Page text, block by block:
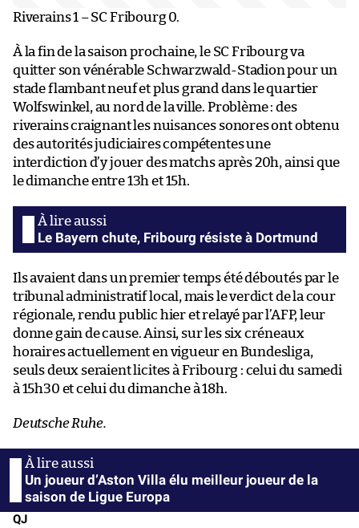
Riverains 1 – SC Fribourg 0.
À la fin de la saison prochaine, le SC Fribourg va
quitter son vénérable Schwarzwald-Stadion pour un
stade flambant neuf et plus grand dans le quartier
Wolfswinkel, au nord de la ville. Problème : des
riverains craignant les nuisances sonores ont obtenu
des autorités judiciaires compétentes une
interdiction d’y jouer des matchs après 20h, ainsi que
le dimanche entre 13h et 15h.
Le Bayern chute, Fribourg résiste à Dortmund
Ils avaient dans un premier temps été déboutés par le
tribunal administratif local, mais le verdict de la cour
régionale, rendu public hier et relayé par l’AFP, leur
donne gain de cause. Ainsi, sur les six créneaux
horaires actuellement en vigueur en Bundesliga,
seuls deux seraient licites à Fribourg : celui du samedi
à 15h30 et celui du dimanche à 18h.
Deutsche Ruhe.
Un joueur d’Aston Villa élu meilleur joueur de la
saison de Ligue Europa
QJ